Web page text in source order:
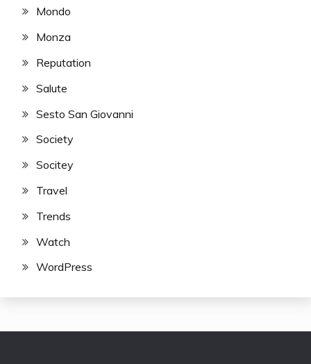
Mondo
Monza
Reputation
Salute
Sesto San Giovanni
Society
Socitey
Travel
Trends
Watch
WordPress